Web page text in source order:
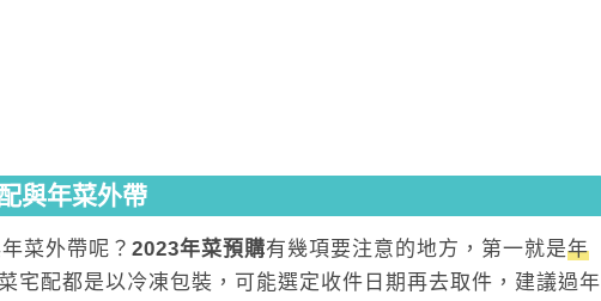
與年菜外帶
菜外帶呢？ 2023年菜預購有幾項要注意的地方，第一就是年
宅配都是以冷凍包裝，可能選定收件日期再去取件，建議過年